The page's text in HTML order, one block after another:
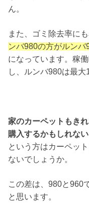
ん。
また、ゴミ除去率に
ンバ980の方がルン
になっています。稼
し、ルンバ980は最大
家のカーペットもき
購入するかもしれな
という方はカーペッ
ないでしょうか。
この差は、980と960
と思います。